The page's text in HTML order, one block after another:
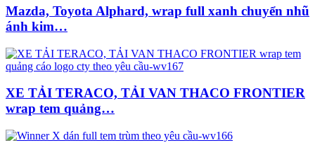
Mazda, Toyota Alphard, wrap full xanh chuyển nhũ
ánh kim…
XE TẢI TERACO, TẢI VAN THACO FRONTIER
wrap tem quảng…